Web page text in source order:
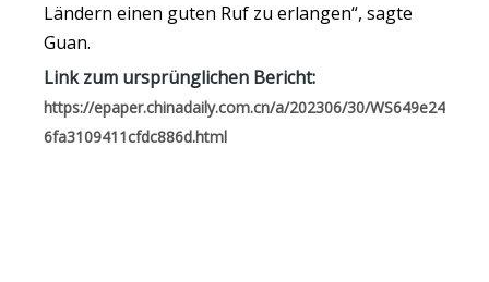
Ländern einen guten Ruf zu erlangen“, sagte
Guan.
Link zum ursprünglichen Bericht:
https://epaper.chinadaily.com.cn/a/202306/30/WS649e24
6fa3109411cfdc886d.html